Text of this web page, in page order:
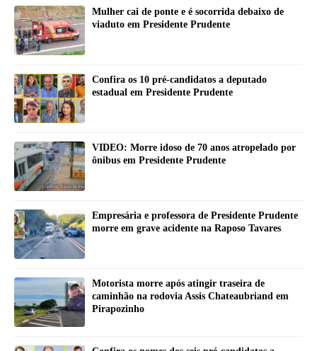
Mulher cai de ponte e é socorrida debaixo de
viaduto em Presidente Prudente
Confira os 10 pré-candidatos a deputado
estadual em Presidente Prudente
VIDEO: Morre idoso de 70 anos atropelado por
ônibus em Presidente Prudente
Empresária e professora de Presidente Prudente
morre em grave acidente na Raposo Tavares
Motorista morre após atingir traseira de
caminhão na rodovia Assis Chateaubriand em
Pirapozinho